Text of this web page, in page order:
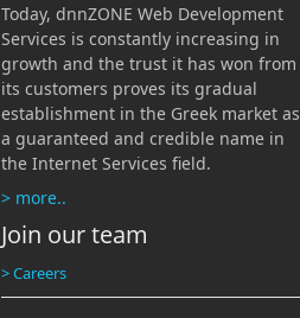
Today, dnnZONE Web Development
Services is constantly increasing in
growth and the trust it has won from
its customers proves its gradual
establishment in the Greek market as
a guaranteed and credible name in
the Internet Services field.
> more..
Join our team
> Careers